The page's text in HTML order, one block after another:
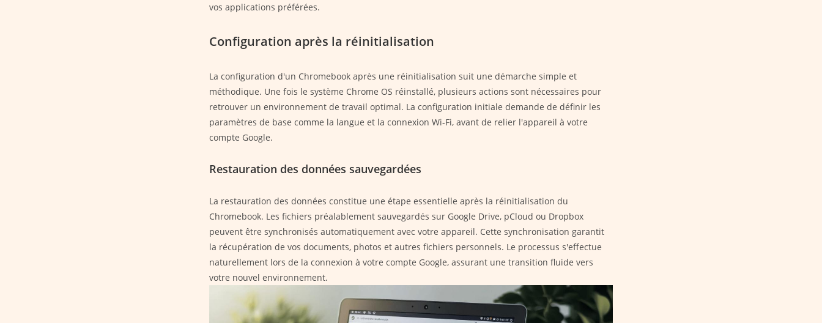
vos applications préférées.
Configuration après la réinitialisation
La configuration d'un Chromebook après une réinitialisation suit une démarche simple et
méthodique. Une fois le système Chrome OS réinstallé, plusieurs actions sont nécessaires pour
retrouver un environnement de travail optimal. La configuration initiale demande de définir les
paramètres de base comme la langue et la connexion Wi-Fi, avant de relier l'appareil à votre
compte Google.
Restauration des données sauvegardées
La restauration des données constitue une étape essentielle après la réinitialisation du
Chromebook. Les fichiers préalablement sauvegardés sur Google Drive, pCloud ou Dropbox
peuvent être synchronisés automatiquement avec votre appareil. Cette synchronisation garantit
la récupération de vos documents, photos et autres fichiers personnels. Le processus s'effectue
naturellement lors de la connexion à votre compte Google, assurant une transition fluide vers
votre nouvel environnement.